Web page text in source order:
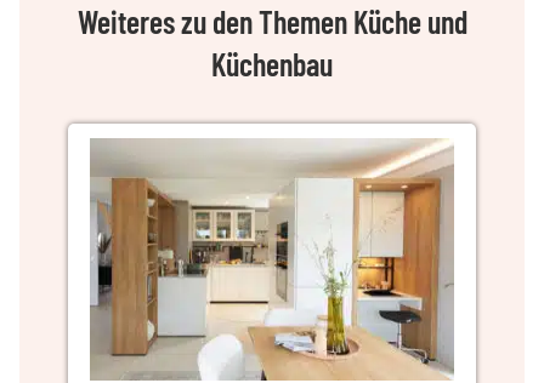
Weiteres zu den Themen Küche und
Küchenbau